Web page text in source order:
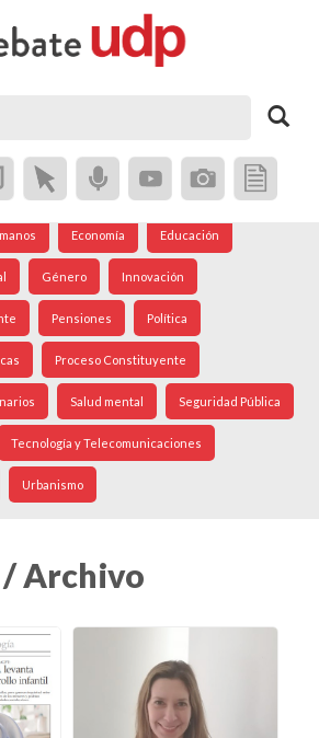
Crisis Social Democracia
Economía Educación
Género Innovación
Pensiones Política
Proceso Constituyente
Salud mental Seguridad Pública
Tecnología y Telecomunicaciones
Urbanismo
/ Archivo